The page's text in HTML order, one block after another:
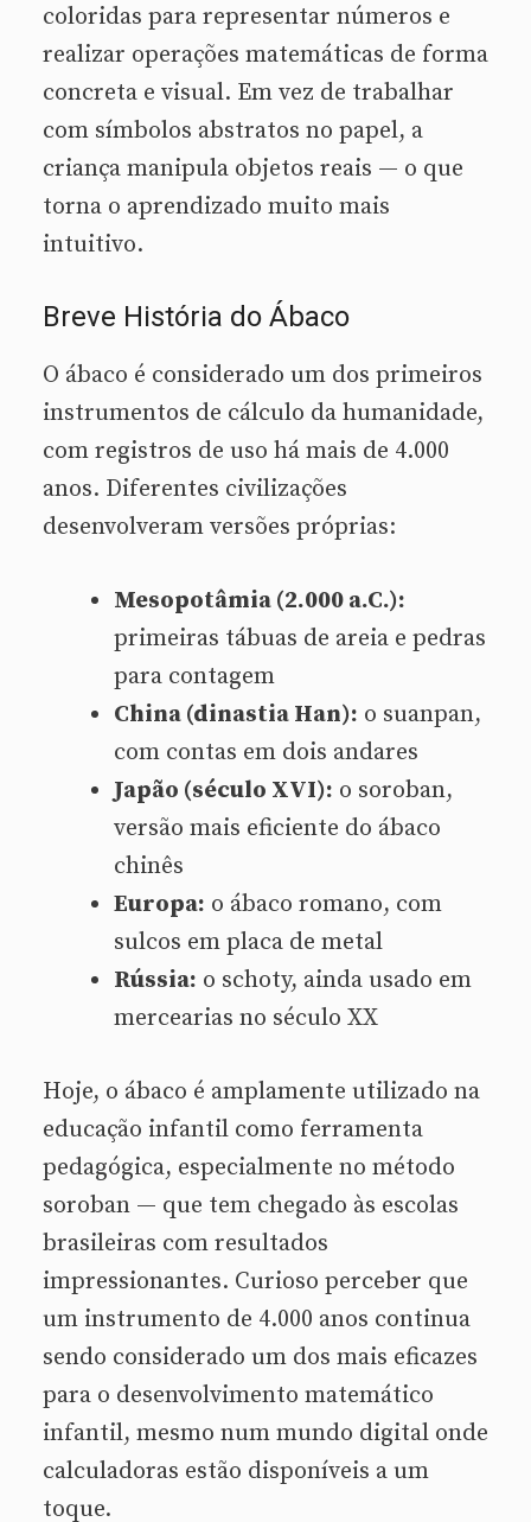
coloridas para representar números e
realizar operações matemáticas de forma
concreta e visual. Em vez de trabalhar
com símbolos abstratos no papel, a
criança manipula objetos reais — o que
torna o aprendizado muito mais
intuitivo.
Breve História do Ábaco
O ábaco é considerado um dos primeiros
instrumentos de cálculo da humanidade,
com registros de uso há mais de 4.000
anos. Diferentes civilizações
desenvolveram versões próprias:
Mesopotâmia (2.000 a.C.):
primeiras tábuas de areia e pedras
para contagem
China (dinastia Han): o suanpan,
com contas em dois andares
Japão (século XVI): o soroban,
versão mais eficiente do ábaco
chinês
Europa: o ábaco romano, com
sulcos em placa de metal
Rússia: o schoty, ainda usado em
mercearias no século XX
Hoje, o ábaco é amplamente utilizado na
educação infantil como ferramenta
pedagógica, especialmente no método
soroban — que tem chegado às escolas
brasileiras com resultados
impressionantes. Curioso perceber que
um instrumento de 4.000 anos continua
sendo considerado um dos mais eficazes
para o desenvolvimento matemático
infantil, mesmo num mundo digital onde
calculadoras estão disponíveis a um
toque.